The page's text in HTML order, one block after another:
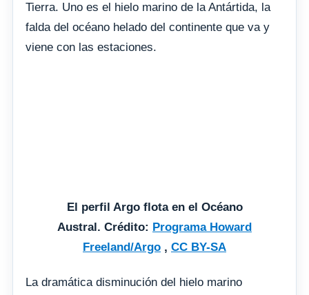
Tierra. Uno es el hielo marino de la Antártida, la
falda del océano helado del continente que va y
viene con las estaciones.
El perfil Argo flota en el Océano
Austral. Crédito: Programa Howard
Freeland/Argo , CC BY-SA
La dramática disminución del hielo marino